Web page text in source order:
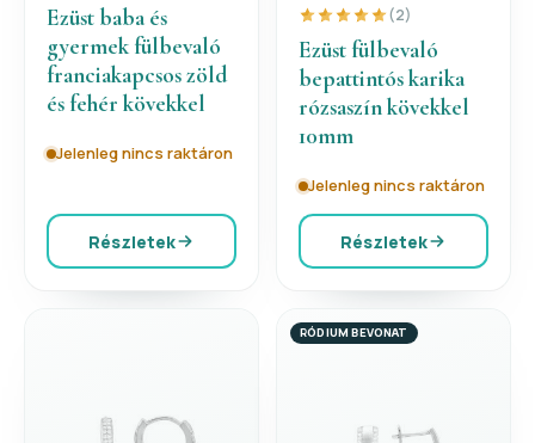
Ezüst baba és
gyermek fülbevaló
franciakapcsos zöld
és fehér kövekkel
Jelenleg nincs raktáron
Részletek
(2)
Ezüst fülbevaló
bepattintós karika
rózsaszín kövekkel
10mm
Jelenleg nincs raktáron
Részletek
RÓDIUM BEVONAT